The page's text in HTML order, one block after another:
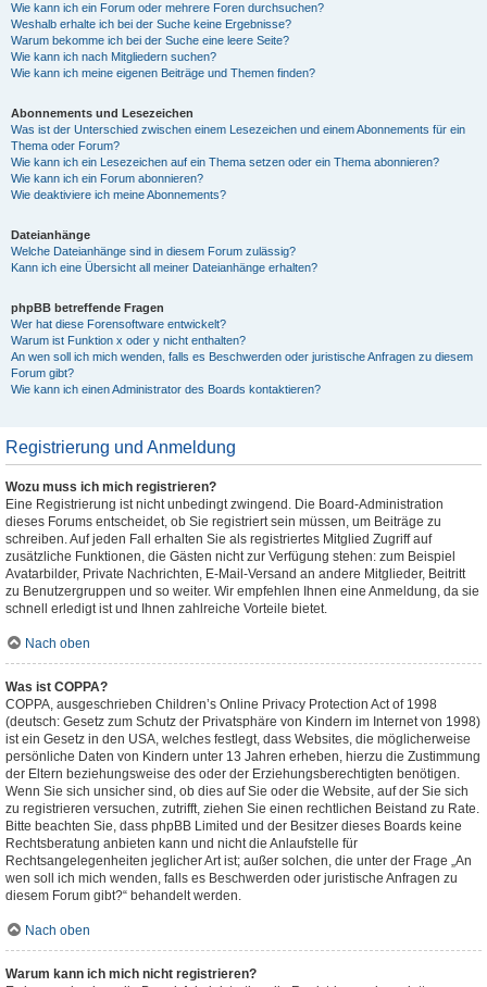
Wie kann ich ein Forum oder mehrere Foren durchsuchen?
Weshalb erhalte ich bei der Suche keine Ergebnisse?
Warum bekomme ich bei der Suche eine leere Seite?
Wie kann ich nach Mitgliedern suchen?
Wie kann ich meine eigenen Beiträge und Themen finden?
Abonnements und Lesezeichen
Was ist der Unterschied zwischen einem Lesezeichen und einem Abonnements für ein
Thema oder Forum?
Wie kann ich ein Lesezeichen auf ein Thema setzen oder ein Thema abonnieren?
Wie kann ich ein Forum abonnieren?
Wie deaktiviere ich meine Abonnements?
Dateianhänge
Welche Dateianhänge sind in diesem Forum zulässig?
Kann ich eine Übersicht all meiner Dateianhänge erhalten?
phpBB betreffende Fragen
Wer hat diese Forensoftware entwickelt?
Warum ist Funktion x oder y nicht enthalten?
An wen soll ich mich wenden, falls es Beschwerden oder juristische Anfragen zu diesem
Forum gibt?
Wie kann ich einen Administrator des Boards kontaktieren?
Registrierung und Anmeldung
Wozu muss ich mich registrieren?
Eine Registrierung ist nicht unbedingt zwingend. Die Board-Administration
dieses Forums entscheidet, ob Sie registriert sein müssen, um Beiträge zu
schreiben. Auf jeden Fall erhalten Sie als registriertes Mitglied Zugriff auf
zusätzliche Funktionen, die Gästen nicht zur Verfügung stehen: zum Beispiel
Avatarbilder, Private Nachrichten, E-Mail-Versand an andere Mitglieder, Beitritt
zu Benutzergruppen und so weiter. Wir empfehlen Ihnen eine Anmeldung, da sie
schnell erledigt ist und Ihnen zahlreiche Vorteile bietet.
Nach oben
Was ist COPPA?
COPPA, ausgeschrieben Children’s Online Privacy Protection Act of 1998
(deutsch: Gesetz zum Schutz der Privatsphäre von Kindern im Internet von 1998)
ist ein Gesetz in den USA, welches festlegt, dass Websites, die möglicherweise
persönliche Daten von Kindern unter 13 Jahren erheben, hierzu die Zustimmung
der Eltern beziehungsweise des oder der Erziehungsberechtigten benötigen.
Wenn Sie sich unsicher sind, ob dies auf Sie oder die Website, auf der Sie sich
zu registrieren versuchen, zutrifft, ziehen Sie einen rechtlichen Beistand zu Rate.
Bitte beachten Sie, dass phpBB Limited und der Besitzer dieses Boards keine
Rechtsberatung anbieten kann und nicht die Anlaufstelle für
Rechtsangelegenheiten jeglicher Art ist; außer solchen, die unter der Frage „An
wen soll ich mich wenden, falls es Beschwerden oder juristische Anfragen zu
diesem Forum gibt?“ behandelt werden.
Nach oben
Warum kann ich mich nicht registrieren?